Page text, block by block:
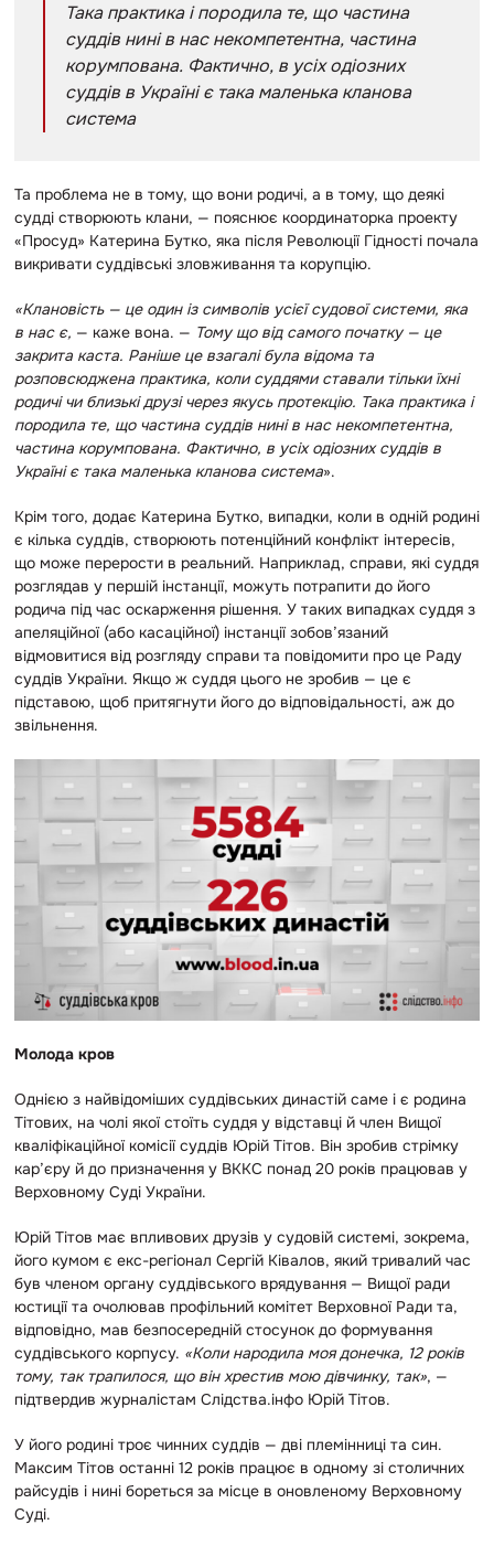
Така практика і породила те, що частина
суддів нині в нас некомпетентна, частина
корумпована. Фактично, в усіх одіозних
суддів в Україні є така маленька кланова
система
Та проблема не в тому, що вони родичі, а в тому, що деякі
судді створюють клани, — пояснює координаторка проекту
«Просуд» Катерина Бутко, яка після Революції Гідності почала
викривати суддівські зловживання та корупцію.
«Клановість — це один із символів усієї судової системи, яка
в нас є, — каже вона. — Тому що від самого початку — це
закрита каста. Раніше це взагалі була відома та
розповсюджена практика, коли суддями ставали тільки їхні
родичі чи близькі друзі через якусь протекцію. Така практика і
породила те, що частина суддів нині в нас некомпетентна,
частина корумпована. Фактично, в усіх одіозних суддів в
Україні є така маленька кланова система».
Крім того, додає Катерина Бутко, випадки, коли в одній родині
є кілька суддів, створюють потенційний конфлікт інтересів,
що може перерости в реальний. Наприклад, справи, які суддя
розглядав у першій інстанції, можуть потрапити до його
родича під час оскарження рішення. У таких випадках суддя з
апеляційної (або касаційної) інстанції зобов’язаний
відмовитися від розгляду справи та повідомити про це Раду
суддів України. Якщо ж суддя цього не зробив — це є
підставою, щоб притягнути його до відповідальності, аж до
звільнення.
Молода кров
Однією з найвідоміших суддівських династій саме і є родина
Тітових, на чолі якої стоїть суддя у відставці й член Вищої
кваліфікаційної комісії суддів Юрій Тітов. Він зробив стрімку
кар’єру й до призначення у ВККС понад 20 років працював у
Верховному Суді України.
Юрій Тітов має впливових друзів у судовій системі, зокрема,
його кумом є екс-регіонал Сергій Ківалов, який тривалий час
був членом органу суддівського врядування — Вищої ради
юстиції та очолював профільний комітет Верховної Ради та,
відповідно, мав безпосередній стосунок до формування
суддівського корпусу. «Коли народила моя донечка, 12 років
тому, так трапилося, що він хрестив мою дівчинку, так», —
підтвердив журналістам Слідства.інфо Юрій Тітов.
У його родині троє чинних суддів — дві племінниці та син.
Максим Тітов останні 12 років працює в одному зі столичних
райсудів і нині бореться за місце в оновленому Верховному
Суді.